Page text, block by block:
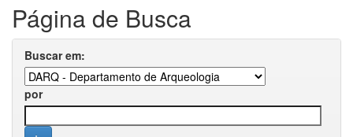
Página de Busca
Buscar em:
por